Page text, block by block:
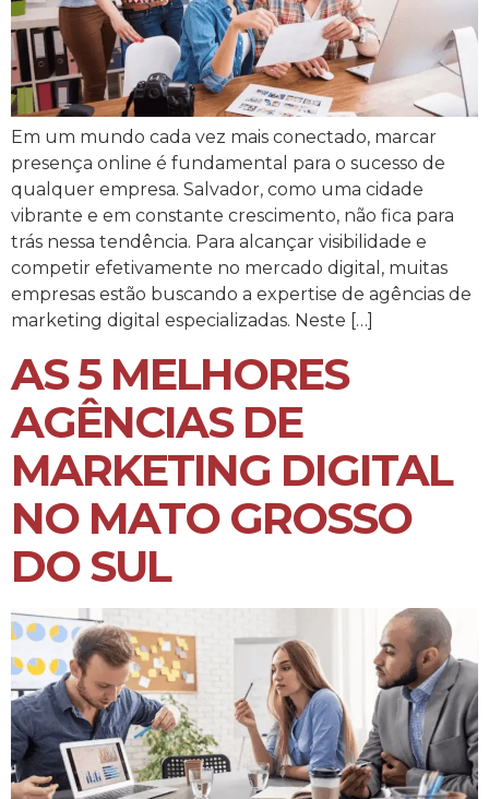
Em um mundo cada vez mais conectado, marcar
presença online é fundamental para o sucesso de
qualquer empresa. Salvador, como uma cidade
vibrante e em constante crescimento, não fica para
trás nessa tendência. Para alcançar visibilidade e
competir efetivamente no mercado digital, muitas
empresas estão buscando a expertise de agências de
marketing digital especializadas. Neste […]
AS 5 MELHORES
AGÊNCIAS DE
MARKETING DIGITAL
NO MATO GROSSO
DO SUL